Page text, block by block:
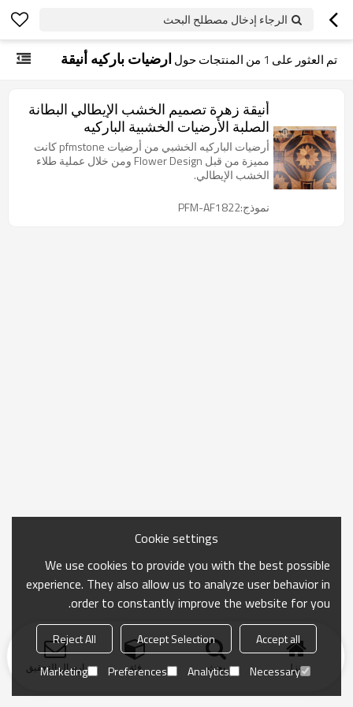
الرجاء إدخال مصطلح البحث
تم العثور على 1 من المنتجات حول ارضيات باركيه أنيقة
أنيقة زهرة تصميم الخشب الإيطالي البطانة
الصلبة الأرضيات الخشبية الباركيه
أرضيات الباركيه الخشبي من أرضيات pfmstone كانت
مميزة من قبل Flower Design ومن خلال عملية طلاء
الخشب الإيطالي.
نموذج:PFM-AF1822
منزل بحث فئة ارسال التحقيق
Cookie settings
We use cookies to provide you with the best possible
experience. They also allow us to analyze user behavior in
order to constantly improve the website for you.
Accept all
Accept Selection
Reject All
Necessary
Analytics
Preferences
Marketing